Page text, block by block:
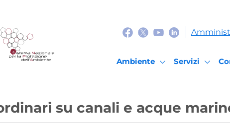
Ambiente Servizi
su canali e acque